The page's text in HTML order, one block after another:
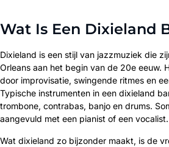
Wat Is Een Dixieland
Dixieland is een stijl van jazzmuziek die
Orleans aan het begin van de 20e eeuw.
door improvisatie, swingende ritmes en
Typische instrumenten in een dixieland
trombone, contrabas, banjo en drums.
aangevuld met een pianist of een vocalist.
Wat dixieland zo bijzonder maakt, is de